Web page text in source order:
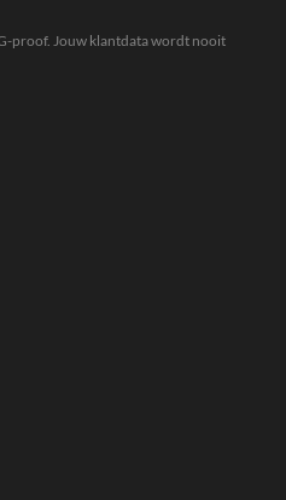
proof. Jouw klantdata wordt nooit